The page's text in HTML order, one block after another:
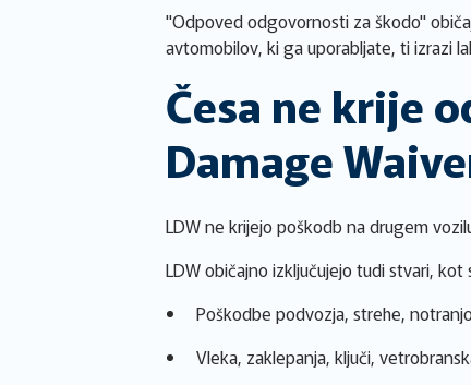
"Odpoved odgovornosti za škodo"
avtomobilov, ki ga uporabljate, ti izrazi
Česa ne krije
Damage
LDW ne krijejo poškodb na drugem
LDW običajno izključujejo tudi stvari, kot
Poškodbe podvozja, strehe,
Vleka, zaklepanja, ključi,